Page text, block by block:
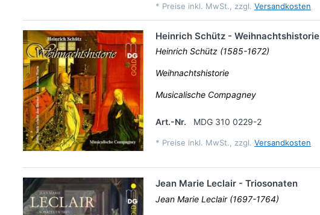
* Preise inkl. MwSt., zzgl. Versandkosten
Heinrich Schütz - Weihnachtshistorie
Heinrich Schütz (1585-1672)
Weihnachtshistorie
Musicalische Compagney
Art.-Nr. MDG 310 0229-2
* Preise inkl. MwSt., zzgl. Versandkosten
Jean Marie Leclair - Triosonaten
Jean Marie Leclair (1697-1764)